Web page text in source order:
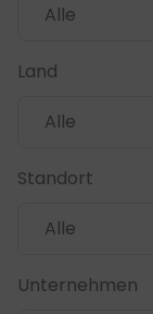
Land
Standort
Unternehmen